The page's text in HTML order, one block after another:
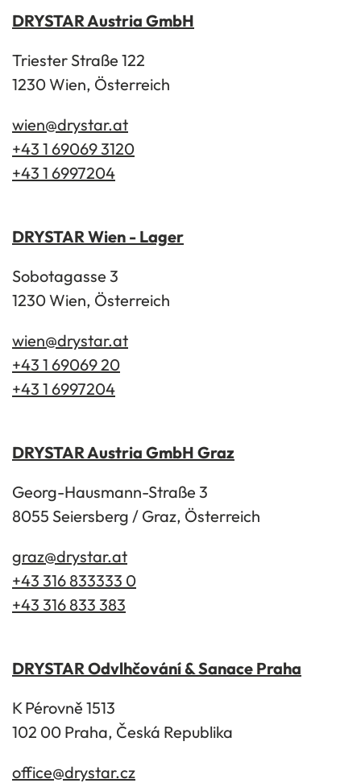
DRYSTAR Austria GmbH
Triester Straße 122
1230 Wien, Österreich
wien@drystar.at
+43 1 69069 3120
+43 1 6997204
DRYSTAR Wien - Lager
Sobotagasse 3
1230 Wien, Österreich
wien@drystar.at
+43 1 69069 20
+43 1 6997204
DRYSTAR Austria GmbH Graz
Georg-Hausmann-Straße 3
8055 Seiersberg / Graz, Österreich
graz@drystar.at
+43 316 833333 0
+43 316 833 383
DRYSTAR Odvlhčování & Sanace Praha
K Pérovně 1513
102 00 Praha, Česká Republika
office@drystar.cz